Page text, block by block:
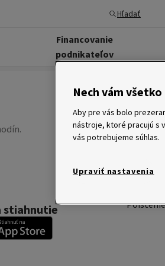
Hľadať
Financovanie
podnikateľov
stiahnutie
Pôžičky
Nákup
Nech vám
Aby pre vás bolo
nástroje, ktoré pracujú s
vás potrebujeme súhlas.
Upraviť nastavenia